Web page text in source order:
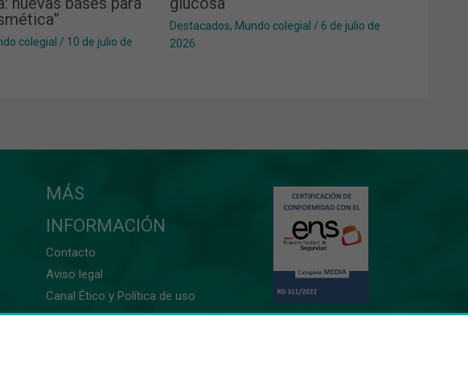
colegial / 10 de julio de
Destacados, Mundo colegial / 6 de julio de
2026
MÁS
INFORMACIÓN
Contacto
Aviso legal
Canal Ético y Política de uso